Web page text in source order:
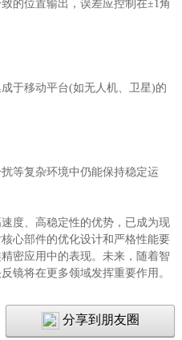
位置输出，误差应控制在±1角
移动平台(如无人机、卫星)的
复杂环境中仍能保持稳定运
度、高稳定性的优势，已成为现
心部件的优化设计和严格性能要
密应用中的表现。未来，随着智
镜将在更多领域发挥重要作用。
分享到朋友圈